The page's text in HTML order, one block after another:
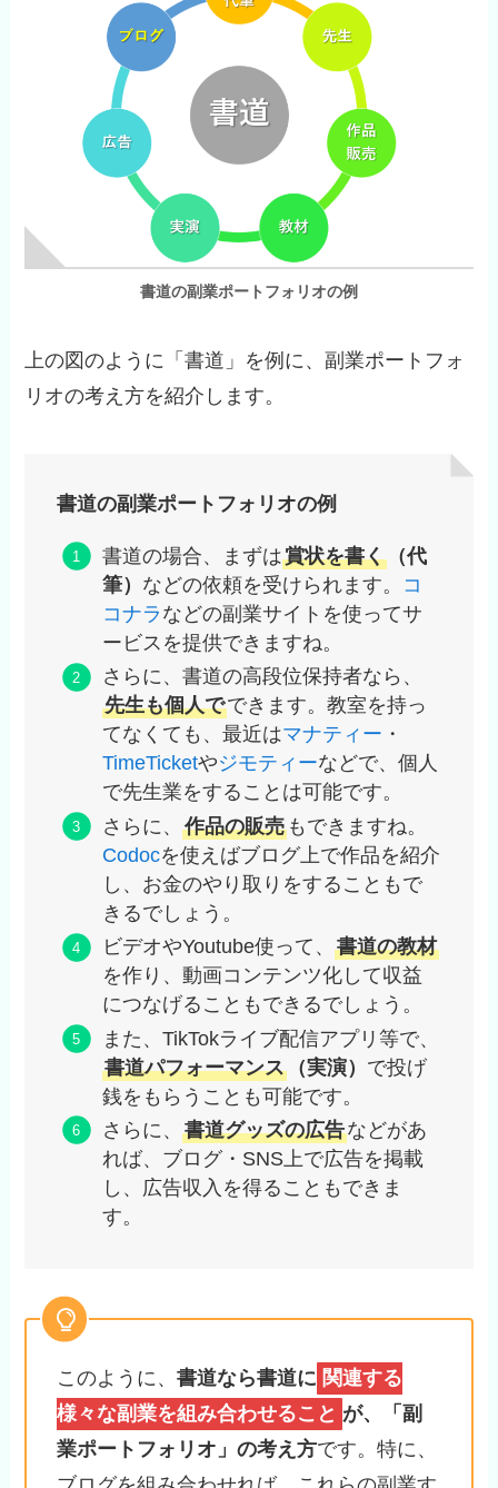
書道の副業ポートフォリオの例
上の図のように「書道」を例に、副業ポートフォ
リオの考え方を紹介します。
書道の副業ポートフォリオの例
書道の場合、まずは賞状を書く（代
筆） などの依頼を受けられます。
コ
コナラ などの副業サイトを使ってサ
ービスを提供できますね。
さらに、書道の高段位保持者なら、
先生も個人でできます。教室を持っ
てなくても、最近はマナティー ・
TimeTicketやジモティーなどで、個人
で先生業をすることは可能です。
さらに、 作品の販売もできますね。
Codocを使えばブログ上で作品を紹介
し、お金のやり取りをすることもで
きるでしょう。
ビデオやYoutube使って、 書道の教材
を作り、動画コンテンツ化して収益
につなげることもできるでしょう。
また、TikTokライブ配信アプリ等で、
書道パフォーマンス（実演） で投げ
銭をもらうことも可能です。
さらに、 書道グッズの広告などがあ
れば、ブログ・SNS上で広告を掲載
し、広告収入を得ることもできま
す。
このように、書道なら書道に 関連する
様々な副業を組み合わせること が、「副
業ポートフォリオ」の考え方です。特に、